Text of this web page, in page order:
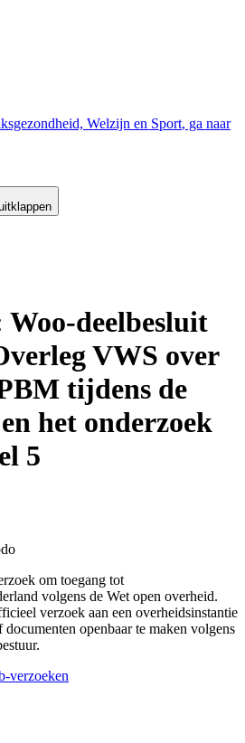
Welzijn en Sport, ga naar
Woo-deelbesluit
VWS over
tijdens de
het onderzoek
5
om toegang tot
volgens de Wet open overheid.
verzoek aan een overheidsinstantie
openbaar te maken volgens
verzoeken